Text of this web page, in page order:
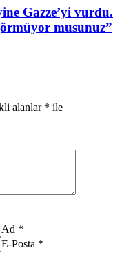
Gazze’yi vurdu.
musunuz”
alanlar * ile
Ad *
E-Posta *